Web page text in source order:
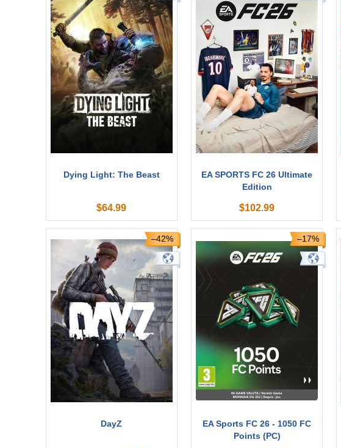
Dying Light: The Beast
$64.99
EA SPORTS FC 26 Ultimate
Edition
$102.99
–42%
DayZ
–17%
EA Sports FC 26 - 1050 FC
Points (PC)